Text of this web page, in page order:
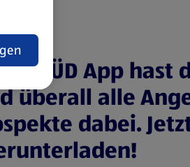
SÜD App hast
überall alle
dabei.